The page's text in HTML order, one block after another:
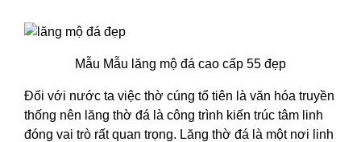
Mẫu Mẫu lăng mộ đá cao cấp 55 đẹp
Đối với nước ta việc thờ cúng tổ tiên là văn hóa truyền
thống nên lăng thờ đá là công trình kiến trúc tâm linh
đóng vai trò rất quan trọng. Lăng thờ đá là một nơi linh